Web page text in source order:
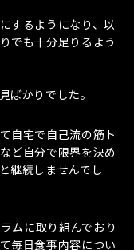
するようになり、以
でも十分足りるよう
ばかりでした。
自宅で自己流の筋ト
ど自分で限界を決め
継続しませんでし
ムに取り組んでおり
毎日食事内容につい